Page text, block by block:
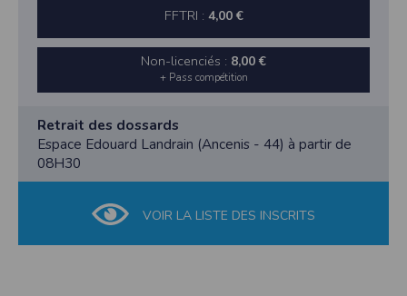
FFTRI : 4,00 €
Non-licenciés : 8,00 €
+ Pass compétition
Retrait des dossards
Espace Edouard Landrain (Ancenis - 44) à partir de
08H30
VOIR LA LISTE DES INSCRITS